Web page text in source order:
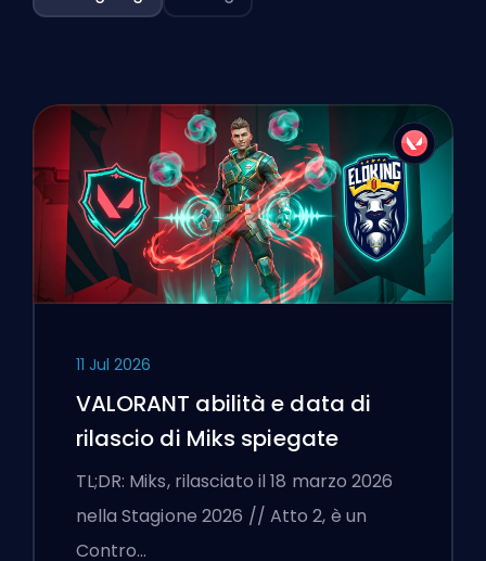
11 Jul 2026
VALORANT abilità e data di
rilascio di Miks spiegate
TL;DR: Miks, rilasciato il 18 marzo 2026
nella Stagione 2026 // Atto 2, è un
Contro…